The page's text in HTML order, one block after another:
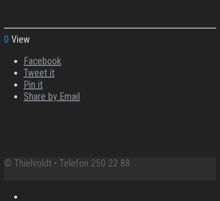
0 View
Facebook
Tweet it
Pin it
Share by Email
© Thielvoldt • Telefon 250 22 88